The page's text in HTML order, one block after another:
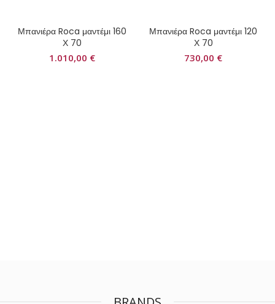
Μπανιέρα Roca μαντέμι 160
Χ 70
1.010,00 €
Μπανιέρα Roca μαντέμι 120
Χ 70
730,00 €